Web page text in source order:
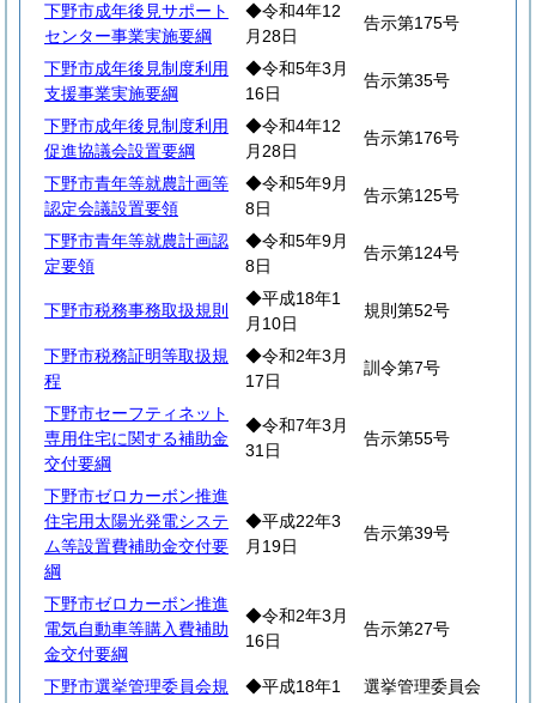
下野市成年後見サポート
センター事業実施要綱
◆令和4年12
月28日
告示第175号
下野市成年後見制度利用
支援事業実施要綱
◆令和5年3月
16日
告示第35号
下野市成年後見制度利用
促進協議会設置要綱
◆令和4年12
月28日
告示第176号
下野市青年等就農計画等
認定会議設置要領
◆令和5年9月
8日
告示第125号
下野市青年等就農計画認
定要領
◆令和5年9月
8日
告示第124号
下野市税務事務取扱規則
◆平成18年1
月10日
規則第52号
下野市税務証明等取扱規
程
◆令和2年3月
17日
訓令第7号
下野市セーフティネット
専用住宅に関する補助金
交付要綱
◆令和7年3月
31日
告示第55号
下野市ゼロカーボン推進
住宅用太陽光発電システ
ム等設置費補助金交付要
綱
◆平成22年3
月19日
告示第39号
下野市ゼロカーボン推進
電気自動車等購入費補助
金交付要綱
◆令和2年3月
16日
告示第27号
下野市選挙管理委員会規
◆平成18年1
選挙管理委員会